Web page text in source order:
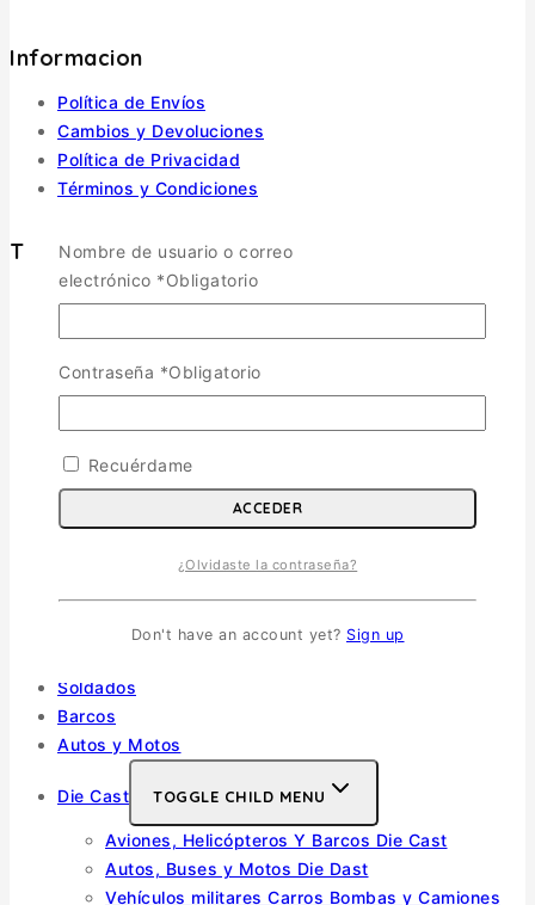
Informacion
Política de Envíos
Cambios y Devoluciones
Política de Privacidad
Términos y Condiciones
Tienda
Escala 1/72
Escala 1/48
Otras
Vehiculos Militares TOGGLE CHILD MENU
Escala 1/35
Escala 1/72
Soldados
Barcos
Autos y Motos
Die Cast TOGGLE CHILD MENU
Aviones, Helicópteros Y Barcos Die Cast
Autos, Buses y Motos Die Dast
Vehículos militares Carros Bombas y Camiones
Nombre de usuario o correo
electrónico *Obligatorio
Contraseña *Obligatorio
Recuérdame
ACCEDER
¿Olvidaste la contraseña?
Don't have an account yet? Sign up